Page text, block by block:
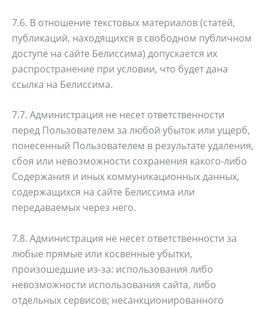
7.6. В отношение текстовых материалов (статей,
публикаций, находящихся в свободном публичном
доступе на сайте Белиссима) допускается их
распространение при условии, что будет дана
ссылка на Белиссима.
7.7. Администрация не несет ответственности
перед Пользователем за любой убыток или ущерб,
понесенный Пользователем в результате удаления,
сбоя или невозможности сохранения какого-либо
Содержания и иных коммуникационных данных,
содержащихся на сайте Белиссима или
передаваемых через него.
7.8. Администрация не несет ответственности за
любые прямые или косвенные убытки,
произошедшие из-за: использования либо
невозможности использования сайта, либо
отдельных сервисов; несанкционированного